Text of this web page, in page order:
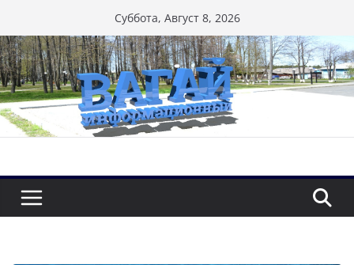
к
содержимому
Суббота, Август 8, 2026